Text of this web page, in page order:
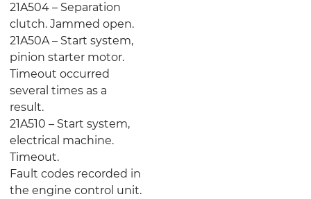
21A504 – Separation
clutch. Jammed open.
21A50A – Start system,
pinion starter motor.
Timeout occurred
several times as a
result.
21A510 – Start system,
electrical machine.
Timeout.
Fault codes recorded in
the engine control unit.